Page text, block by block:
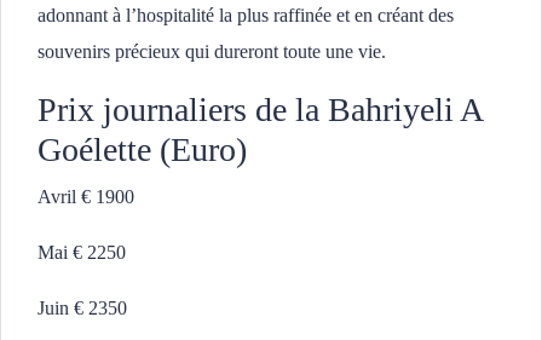
adonnant à l’hospitalité la plus raffinée et en créant des
souvenirs précieux qui dureront toute une vie.
Prix journaliers de la Bahriyeli A
Goélette (Euro)
Avril € 1900
Mai € 2250
Juin € 2350